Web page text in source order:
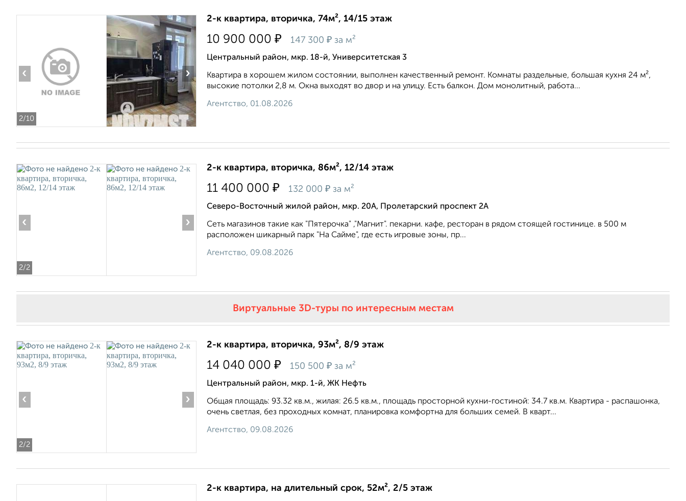
2/10
‹ ›
2-к квартира, вторичка, 74м², 14/15 этаж
10 900 000 ₽ 147 300 ₽ за м²
Центральный район, мкр. 18-й, Университетская 3
Квартира в хорошем жилом состоянии, выполнен качественный ремонт. Комнаты раздельные, большая кухня 24 м²,
высокие потолки 2,8 м. Окна выходят во двор и на улицу. Есть балкон. Дом монолитный, работа...
Агентство, 01.08.2026
2/2
‹ ›
2-к квартира, вторичка, 86м², 12/14 этаж
11 400 000 ₽ 132 000 ₽ за м²
Северо-Восточный жилой район, мкр. 20А, Пролетарский проспект 2А
Сеть магазинов такие как "Пятерочка" ,"Магнит". пекарни. кафе, ресторан в рядом стоящей гостинице. в 500 м
расположен шикарный парк "На Сайме", где есть игровые зоны, пр...
Агентство, 09.08.2026
Виртуальные 3D-туры по интересным местам
2/2
‹ ›
2-к квартира, вторичка, 93м², 8/9 этаж
14 040 000 ₽ 150 500 ₽ за м²
Центральный район, мкр. 1-й, ЖК Нефть
Общая площадь: 93.32 кв.м., жилая: 26.5 кв.м., площадь просторной кухни-гостиной: 34.7 кв.м. Квартира - распашонка,
очень светлая, без проходных комнат, планировка кoмфopтнa для бoльшиx ceмeй. В кварт...
Агентство, 09.08.2026
2-к квартира, на длительный срок, 52м², 2/5 этаж